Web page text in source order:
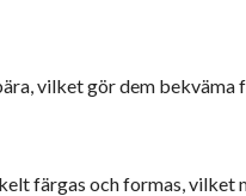
vilket gör dem bekväma
färgas och formas, vilket